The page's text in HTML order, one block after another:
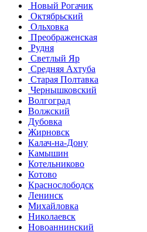
Новый Рогачик
Октябрьский
Ольховка
Преображенская
Рудня
Светлый Яр
Средняя Ахтуба
Старая Полтавка
Чернышковский
Волгоград
Волжский
Дубовка
Жирновск
Калач-на-Дону
Камышин
Котельниково
Котово
Краснослободск
Ленинск
Михайловка
Николаевск
Новоаннинский